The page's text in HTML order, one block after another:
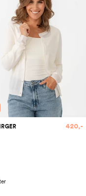
420,-